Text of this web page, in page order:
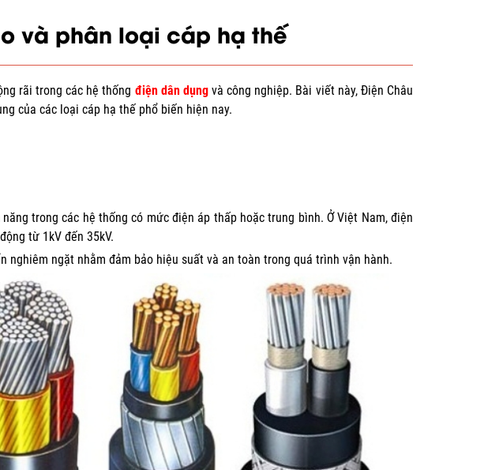
và phân loại cáp hạ thế
rãi trong các hệ thống điện dân dụngvà công nghiệp. Bài viết này, Điện Châu
của các loại cáp hạ thế phổ biến hiện nay.
trong các hệ thống có mức điện áp thấp hoặc trung bình. Ở Việt Nam, điện
từ 1kV đến 35kV.
nghiêm ngặt nhằm đảm bảo hiệu suất và an toàn trong quá trình vận hành.